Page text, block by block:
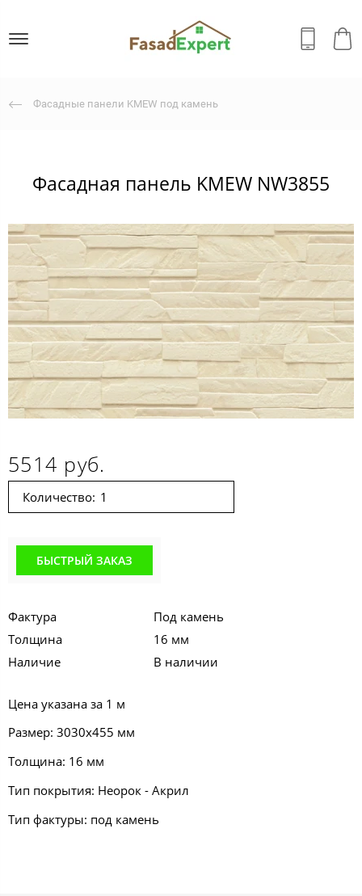
Фасадные панели KMEW под камень
Фасадная панель KMEW NW3855
5514 руб.
Количество:
БЫСТРЫЙ ЗАКАЗ
Фактура
Под камень
Толщина
16 мм
Наличие
В наличии
Цена указана за 1 м
Размер: 3030х455 мм
Толщина: 16 мм
Тип покрытия: Неорок - Акрил
Тип фактуры: под камень